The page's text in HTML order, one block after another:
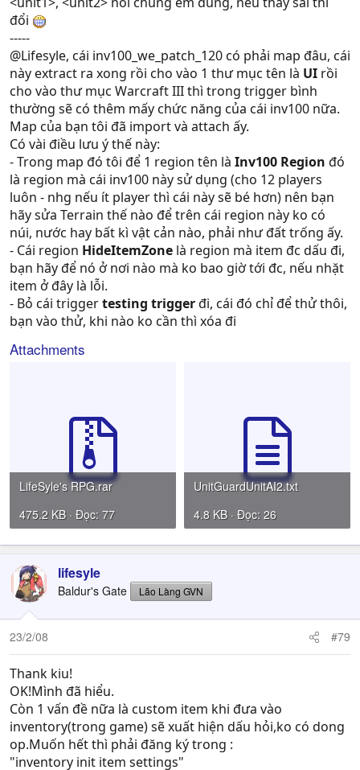
đổi
-----
@Lifesyle, cái inv100_we_patch_120 có phải map đâu, cái
này extract ra xong rồi cho vào 1 thư mục tên là UI rồi
cho vào thư mục Warcraft III thì trong trigger bình
thường sẽ có thêm mấy chức năng của cái inv100 nữa.
Map của bạn tôi đã import và attach ấy.
Có vài điều lưu ý thế này:
- Trong map đó tôi để 1 region tên là Inv100 Region đó
là region mà cái inv100 này sử dụng (cho 12 players
luôn - nhg nếu ít player thì cái này sẽ bé hơn) nên bạn
hãy sửa Terrain thế nào để trên cái region này ko có
núi, nước hay bất kì vật cản nào, phải như đất trống ấy.
- Cái region HideItemZone là region mà item đc dấu đi,
bạn hãy để nó ở nơi nào mà ko bao giờ tới đc, nếu nhặt
item ở đây là lỗi.
- Bỏ cái triggertesting triggerđi, cái đó chỉ để thử thôi,
bạn vào thử, khi nào ko cần thì xóa đi
Attachments
LifeSyle's RPG.rar
475.2 KB · Đọc: 77
UnitGuardUnitAI2.txt
4.8 KB · Đọc: 26
lifesyle
Baldur's Gate Lão Làng GVN
23/2/08 #79
Thank kiu!
OK!Mình đã hiểu.
Còn 1 vấn đề nữa là custom item khi đưa vào
inventory(trong game) sẽ xuất hiện dấu hỏi,ko có dong
op.Muốn hết thì phải đăng ký trong :
"inventory init item settings"